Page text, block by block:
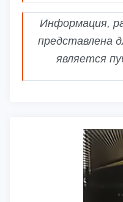
Информация,
представлена
является